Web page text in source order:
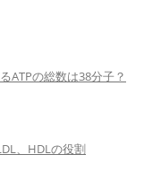
ATPの総数は38分子？
、HDLの役割